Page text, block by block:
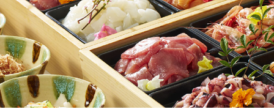
Story
Rooms
Pool/Facilities